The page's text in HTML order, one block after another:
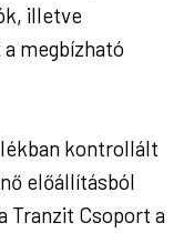
illetve
megbízható
kontrollált
előállításból
Tranzit Csoport a